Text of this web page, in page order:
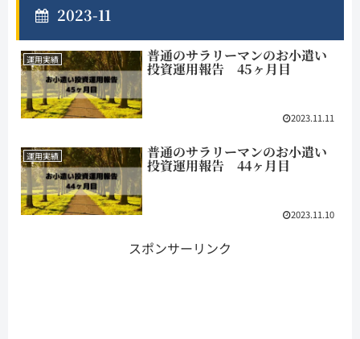
2023-11
運用実績 普通のサラリーマンのお小遣い
投資運用報告 45ヶ月目
2023.11.11
運用実績 普通のサラリーマンのお小遣い
投資運用報告 44ヶ月目
2023.11.10
スポンサーリンク